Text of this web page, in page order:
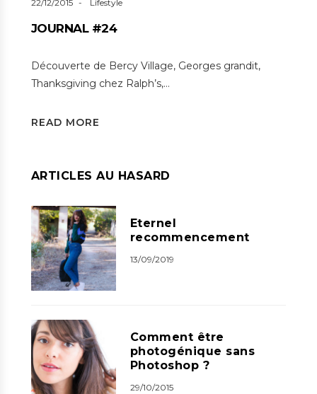
22/12/2015 Lifestyle
JOURNAL #24
Découverte de Bercy Village, Georges grandit,
Thanksgiving chez Ralph’s,…
READ MORE
ARTICLES AU HASARD
Eternel
recommencement
13/09/2019
Comment être
photogénique sans
Photoshop ?
29/10/2015